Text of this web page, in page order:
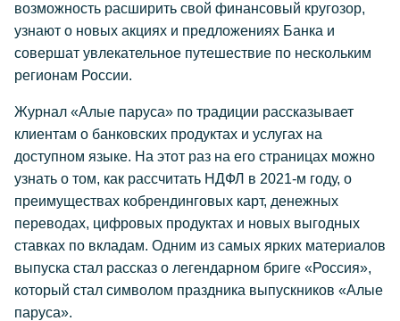
возможность расширить свой финансовый кругозор,
узнают о новых акциях и предложениях Банка и
совершат увлекательное путешествие по нескольким
регионам России.
Журнал «Алые паруса» по традиции рассказывает
клиентам о банковских продуктах и услугах на
доступном языке. На этот раз на его страницах можно
узнать о том, как рассчитать НДФЛ в 2021-м году, о
преимуществах кобрендинговых карт, денежных
переводах, цифровых продуктах и новых выгодных
ставках по вкладам. Одним из самых ярких материалов
выпуска стал рассказ о легендарном бриге «Россия»,
который стал символом праздника выпускников «Алые
паруса».